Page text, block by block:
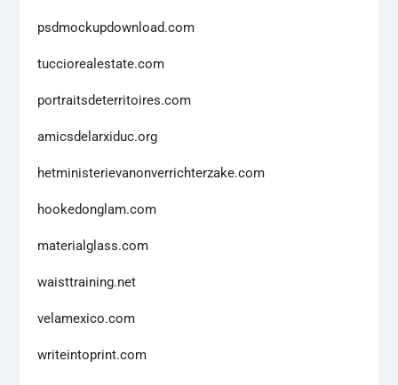
psdmockupdownload.com
tucciorealestate.com
portraitsdeterritoires.com
amicsdelarxiduc.org
hetministerievanonverrichterzake.com
hookedonglam.com
materialglass.com
waisttraining.net
velamexico.com
writeintoprint.com